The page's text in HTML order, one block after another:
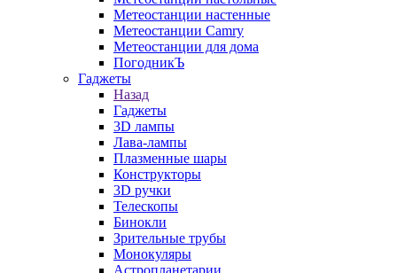
Метеостанции настенные
Метеостанции Camry
Метеостанции для дома
ПогодникЪ
Гаджеты
Назад
Гаджеты
3D лампы
Лава-лампы
Плазменные шары
Конструкторы
3D ручки
Телескопы
Бинокли
Зрительные трубы
Монокуляры
Астропланетарии